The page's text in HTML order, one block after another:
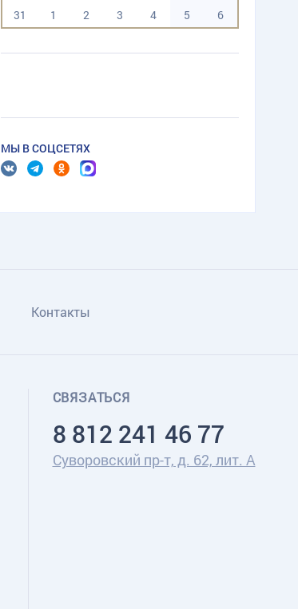
31
1 2 3 4 5 6
МЫ В СОЦСЕТЯХ
Контакты
СВЯЗАТЬСЯ
8 812 241 46 77
Суворовский пр-т, д. 62, лит. А